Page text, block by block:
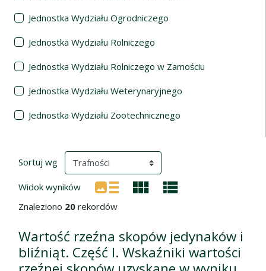
Jednostka Wydziału Ogrodniczego
Jednostka Wydziału Rolniczego
Jednostka Wydziału Rolniczego w Zamościu
Jednostka Wydziału Weterynaryjnego
Jednostka Wydziału Zootechnicznego
Wyniki wyszukiwania
Sortuj wg (automatyczne przeładowanie treści)
Widok wyników
Znaleziono 20 rekordów
Wartość rzeźna skopów jedynaków i
bliźniąt. Część I. Wskaźniki wartości